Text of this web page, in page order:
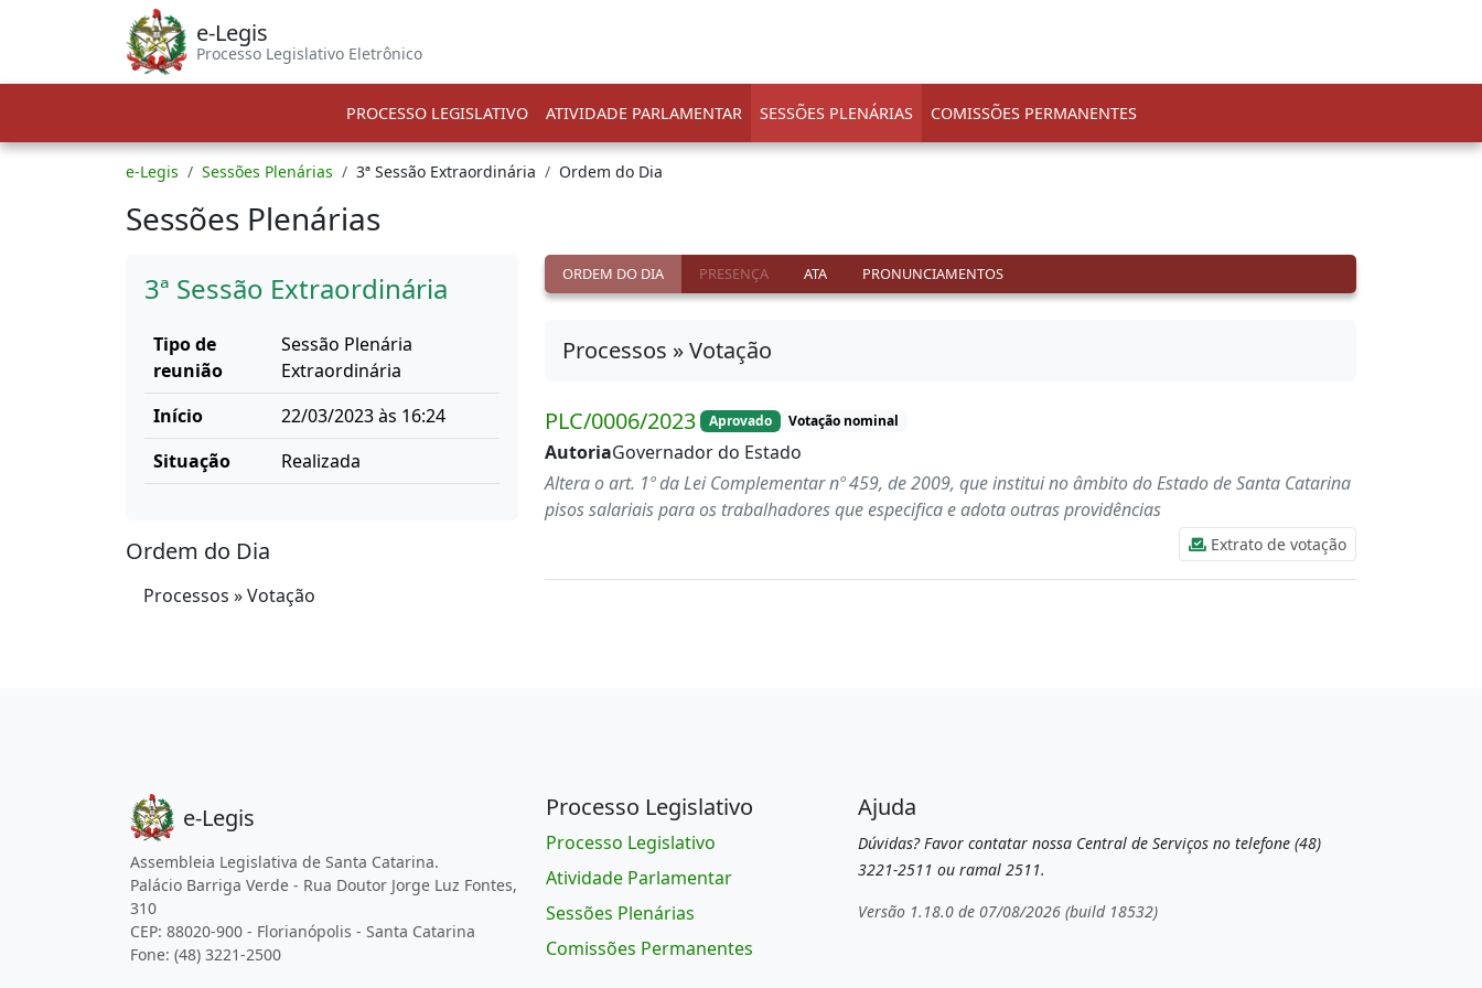
e-Legis
Processo Legislativo Eletrônico
PROCESSO LEGISLATIVO ATIVIDADE PARLAMENTAR SESSÕES PLENÁRIAS COMISSÕES PERMANENTES
e-Legis Sessões Plenárias 3ª Sessão Extraordinária Ordem do Dia
Sessões Plenárias
3ª Sessão Extraordinária
Tipo de
reunião
Sessão Plenária
Extraordinária
Início
22/03/2023 às 16:24
Situação
Realizada
Ordem do Dia
Processos » Votação
ORDEM DO DIA PRESENÇA ATA PRONUNCIAMENTOS
Processos » Votação
PLC/0006/2023 Aprovado Votação nominal
AutoriaGovernador do Estado
Altera o art. 1º da Lei Complementar nº 459, de 2009, que institui no âmbito do Estado de Santa Catarina
pisos salariais para os trabalhadores que especifica e adota outras providências
Extrato de votação
e-Legis
Assembleia Legislativa de Santa Catarina.
Palácio Barriga Verde - Rua Doutor Jorge Luz Fontes,
310
CEP: 88020-900 - Florianópolis - Santa Catarina
Fone: (48) 3221-2500
Processo Legislativo
Processo Legislativo
Atividade Parlamentar
Sessões Plenárias
Comissões Permanentes
Ajuda
Dúvidas? Favor contatar nossa Central de Serviços no telefone (48)
3221-2511 ou ramal 2511.
Versão 1.18.0 de 07/08/2026 (build 18532)